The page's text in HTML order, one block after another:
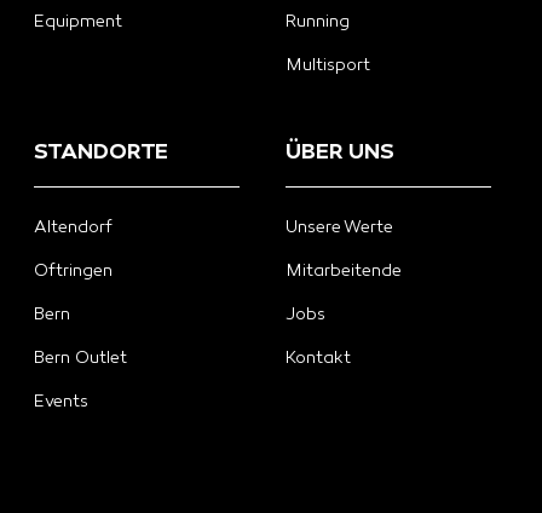
Equipment Running
Multisport
STANDORTE
Altendorf
Oftringen
Bern
Bern Outlet
Events
ÜBER UNS
Unsere Werte
Mitarbeitende
Jobs
Kontakt